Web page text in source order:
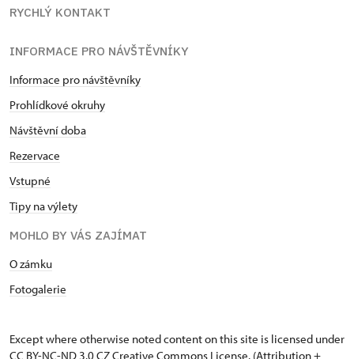
RYCHLÝ KONTAKT
INFORMACE PRO NÁVŠTĚVNÍKY
Informace pro návštěvníky
Prohlídkové okruhy
Návštěvní doba
Rezervace
Vstupné
Tipy na výlety
MOHLO BY VÁS ZAJÍMAT
O zámku
Fotogalerie
Except where otherwise noted content on this site is licensed under
CC BY-NC-ND 3.0 CZCreative Commons License. (Attribution +